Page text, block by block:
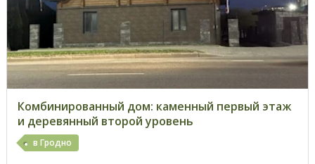
Комбинированный дом: каменный первый этаж
и деревянный второй уровень
в Гродно